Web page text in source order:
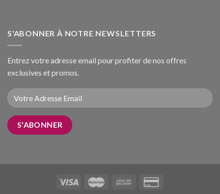
S'ABONNER À NOTRE NEWSLETTERS
Entrez votre adresse email pour profiter de nos offres
exclusives et promos.